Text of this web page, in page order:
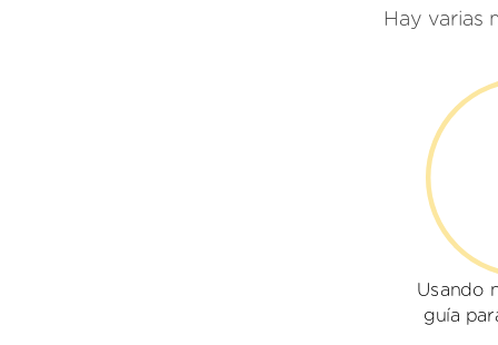
Hay varias
Usando
guía